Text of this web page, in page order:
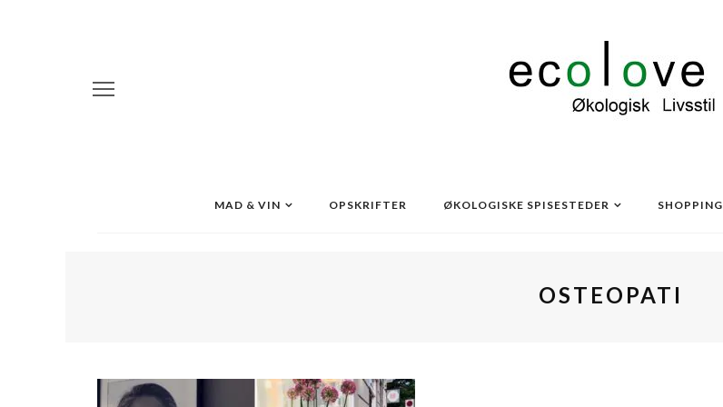
MAD & VIN OPSKRIFTER ØKOLOGISKE SPISESTEDER SHOPPING
OSTEOPATI